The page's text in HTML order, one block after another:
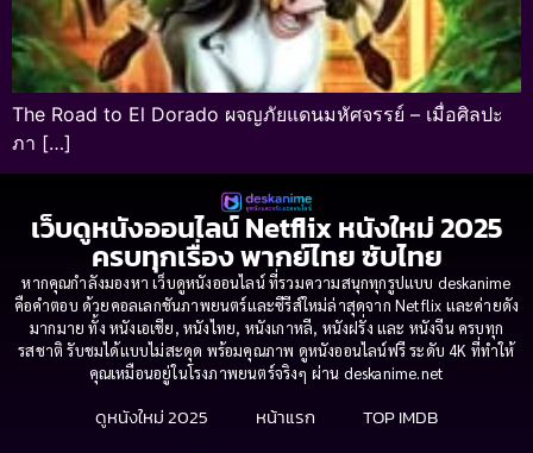
The Road to El Dorado ผจญภัยแดนมหัศจรรย์ – เมื่อศิลปะ
ภา […]
เว็บดูหนังออนไลน์ Netflix หนังใหม่ 2025
ครบทุกเรื่อง พากย์ไทย ซับไทย
หากคุณกำลังมองหา เว็บดูหนังออนไลน์ ที่รวมความสนุกทุกรูปแบบ deskanime
คือคำตอบ ด้วยคอลเลกชันภาพยนตร์และซีรีส์ใหม่ล่าสุดจาก Netflix และค่ายดัง
มากมาย ทั้ง หนังเอเชีย, หนังไทย, หนังเกาหลี, หนังฝรั่ง และ หนังจีน ครบทุก
รสชาติ รับชมได้แบบไม่สะดุด พร้อมคุณภาพ ดูหนังออนไลน์ฟรี ระดับ 4K ที่ทำให้
คุณเหมือนอยู่ในโรงภาพยนตร์จริงๆ ผ่าน deskanime.net
ดูหนังใหม่ 2025 หน้าแรก
TOP IMDB